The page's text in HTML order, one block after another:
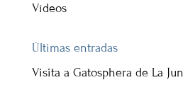
Vídeos
Últimas entradas
Visita a Gatosphera de La